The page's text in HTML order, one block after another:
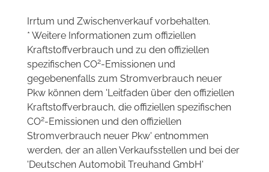
Irrtum und Zwischenverkauf vorbehalten.
* Weitere Informationen zum offiziellen
Kraftstoffverbrauch und zu den offiziellen
spezifischen CO2-Emissionen und
gegebenenfalls zum Stromverbrauch neuer
Pkw können dem 'Leitfaden über den offiziellen
Kraftstoffverbrauch, die offiziellen spezifischen
CO2-Emissionen und den offiziellen
Stromverbrauch neuer Pkw' entnommen
werden, der an allen Verkaufsstellen und bei der
'Deutschen Automobil Treuhand GmbH'